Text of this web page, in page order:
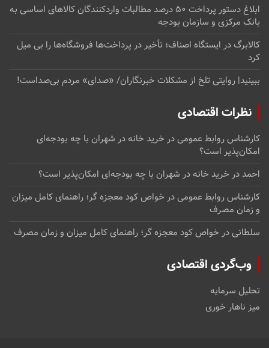
ابلاغ دستور پرداخت ۵۰ درصد مطالبات واردکنندگان کالاهای اساسی به
بانک مرکزی و سازمان بودجه
کالابرگ در ایستگاه اصناف؛ تأخیر در پرداخت‌ها فروشگاه‌ها را بی میل
کرد
ببینید| روایتی تلخ از مشکلات خبرنگاران/ «صدای» ‌مردم بی‌صدا‌ست!
نظرات اقتصادی
کارشناس روابط عمومیدرخرید خانه در شهران با چه بودجه‌ای
امکان‌پذیر است؟
احمددرخرید خانه در شهران با چه بودجه‌ای امکان‌پذیر است؟
کارشناس روابط عمومیدرخواص کود معجزه گر؛ راهنمای کامل میزان
و زمان مصرف
سلطانیدرخواص کود معجزه گر؛ راهنمای کامل میزان و زمان مصرف
وب‌گردی اقتصادی
تحلیل سرمایه
میز ناهار خوری